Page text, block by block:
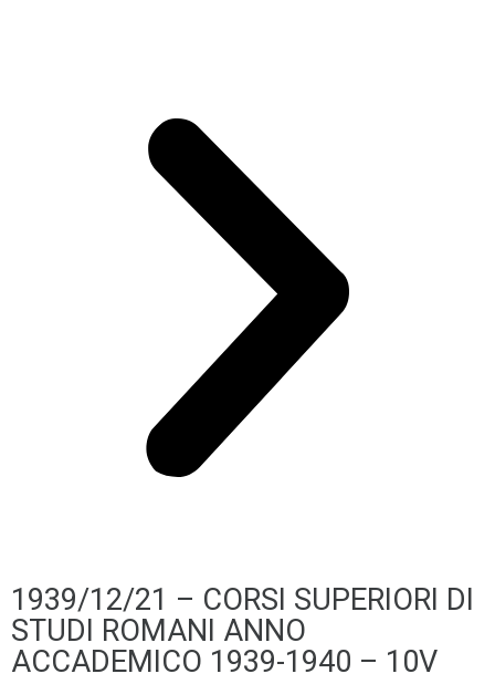
1939/12/21 – CORSI SUPERIORI DI
STUDI ROMANI ANNO
ACCADEMICO 1939-1940 – 10V